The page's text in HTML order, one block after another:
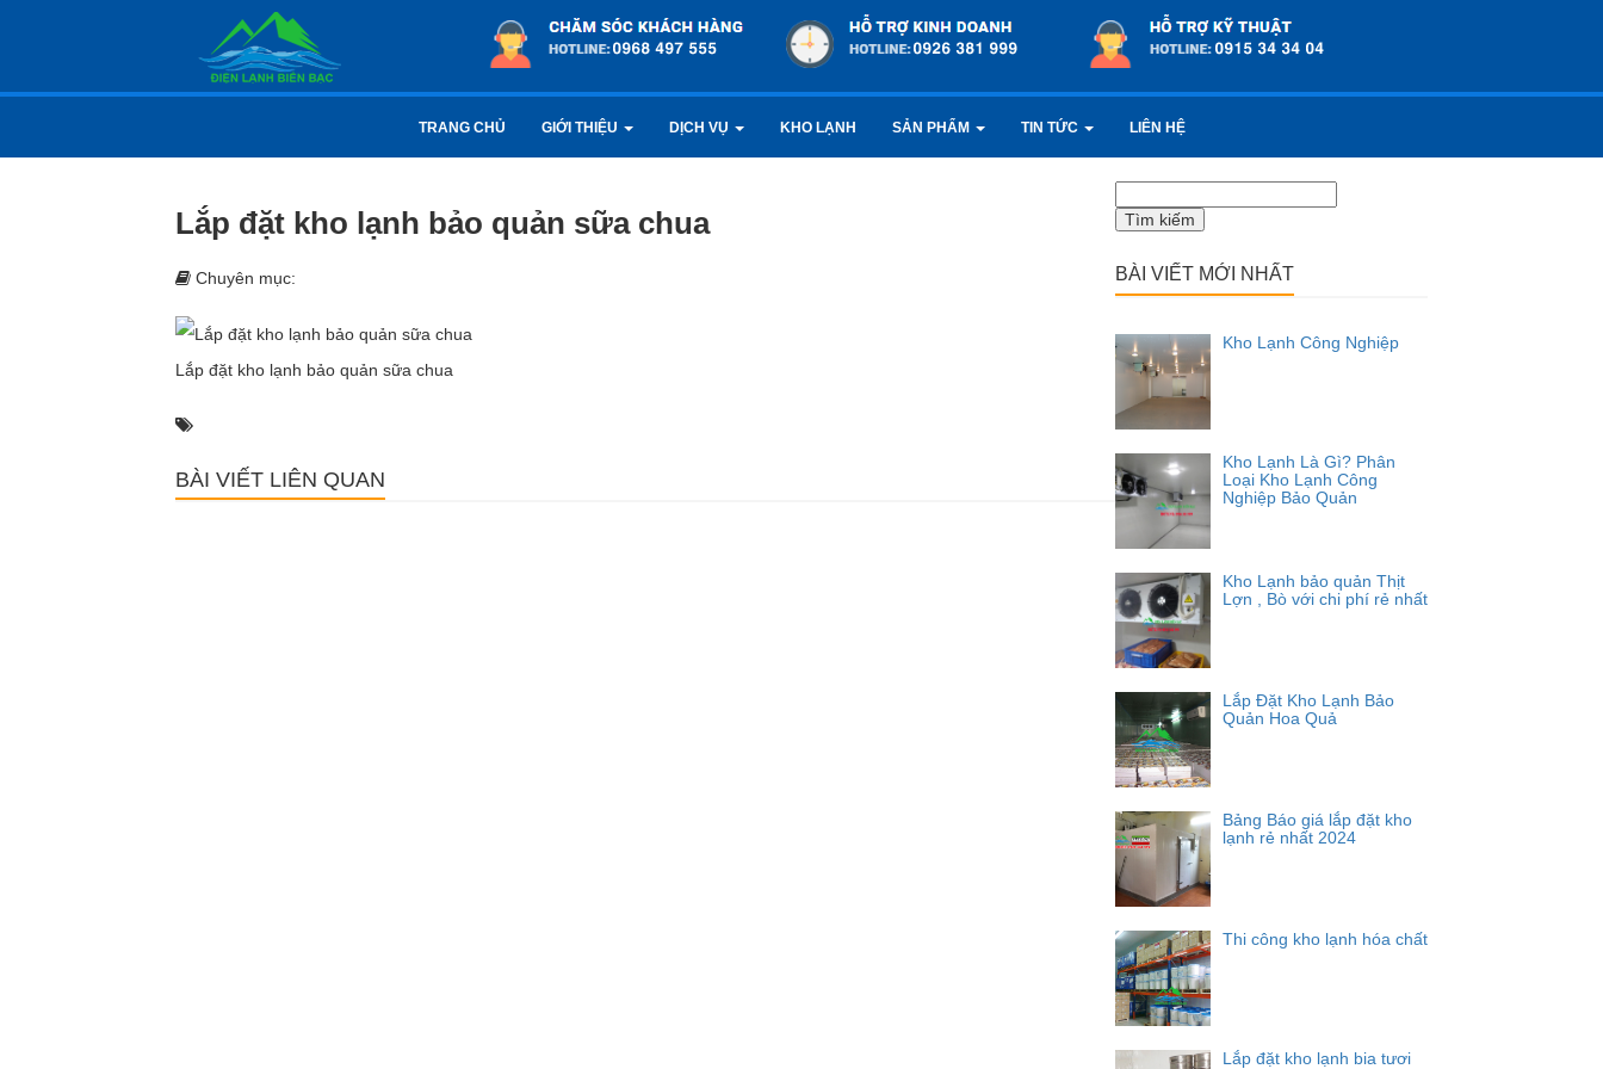
TRANG CHỦ GIỚI THIỆU DỊCH VỤ KHO LẠNH SẢN PHẨM TIN TỨC LIÊN HỆ
Lắp đặt kho lạnh bảo quản sữa chua
Chuyên mục:
Lắp đặt kho lạnh bảo quản sữa chua
BÀI VIẾT LIÊN QUAN
kiếm
cho:
BÀI VIẾT MỚI NHẤT
Kho Lạnh Công Nghiệp
Kho Lạnh Là Gì? Phân
Loại Kho Lạnh Công
Nghiệp Bảo Quản
Kho Lạnh bảo quản Thịt
Lợn , Bò với chi phí rẻ nhất
Lắp Đặt Kho Lạnh Bảo
Quản Hoa Quả
Bảng Báo giá lắp đặt kho
lạnh rẻ nhất 2024
Thi công kho lạnh hóa chất
Lắp đặt kho lạnh bia tươi